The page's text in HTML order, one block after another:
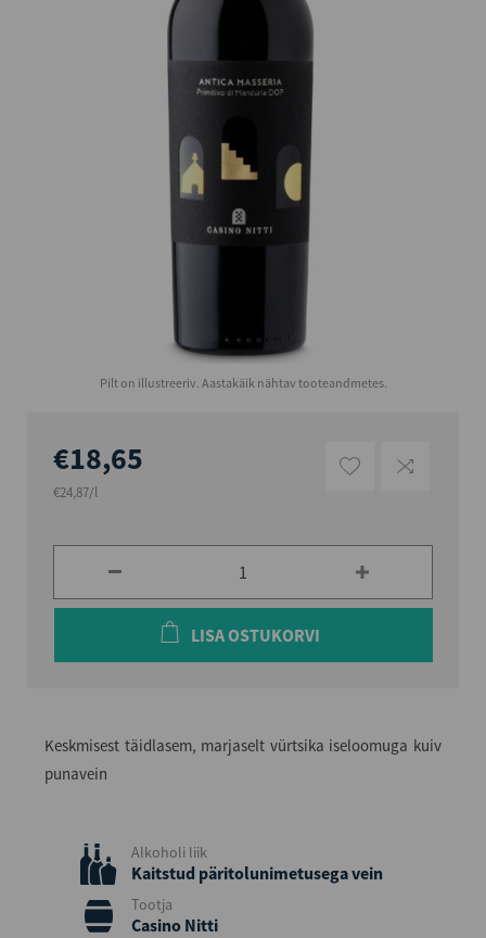
Pilt on illustreeriv. Aastakäik nähtav tooteandmetes.
€18,65
€24,87/l
LISA OSTUKORVI
Keskmisest täidlasem, marjaselt vürtsika iseloomuga kuiv
punavein
Alkoholi liik
Kaitstud päritolunimetusega vein
Tootja
Casino Nitti